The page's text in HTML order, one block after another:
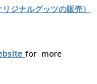
ジナルグッツの販売）
for more